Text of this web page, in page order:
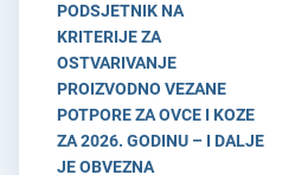
PODSJETNIK NA
KRITERIJE ZA
OSTVARIVANJE
PROIZVODNO VEZANE
POTPORE ZA OVCE I KOZE
ZA 2026. GODINU – I DALJE
JE OBVEZNA